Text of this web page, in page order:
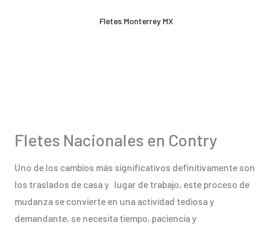
Fletes Monterrey MX
Fletes Nacionales en Contry
Uno de los cambios más significativos definitivamente son
los traslados de casa y lugar de trabajo, este proceso de
mudanza se convierte en una actividad tediosa y
demandante, se necesita tiempo, paciencia y